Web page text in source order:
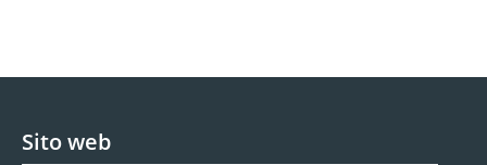
Sito web